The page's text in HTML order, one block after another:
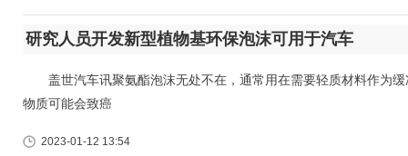
研究人员开发新型植物基环保泡沫可用于汽车
盖世汽车讯聚氨酯泡沫无处不在，通常用在需要轻质材料作为缓
物质可能会致癌
2023-01-12 13:54